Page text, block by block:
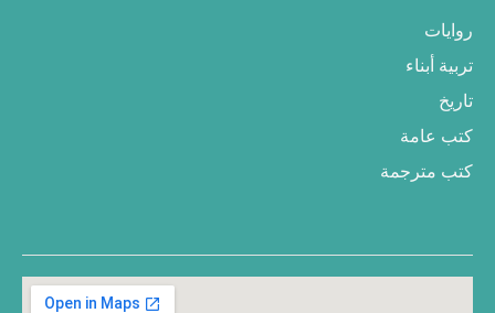
روايات
تربية أبناء
تاريخ
كتب عامة
كتب مترجمة